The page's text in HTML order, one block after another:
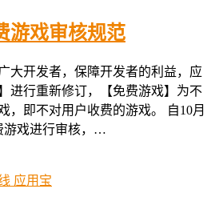
游戏审核规范
大开发者，保障开发者的利益，应
进行重新修订，【免费游戏】为不
，即不对用户收费的游戏。 自10月
游戏进行审核，…
应用宝